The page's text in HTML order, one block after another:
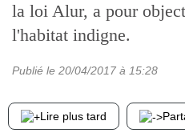
la loi Alur, a pour
l'habitat indigne.
Publié le 20/04/2017 à 15:28
Lire plus tard